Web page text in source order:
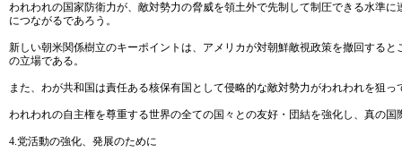
われわれの国家防衛力が、敵対勢力の脅威を領土外で先制して制圧できる水準
につながるであろう。
新しい朝米関係樹立のキーポイントは、アメリカが対朝鮮敵視政策を撤回する
の立場である。
また、わが共和国は責任ある核保有国として侵略的な敵対勢力がわれわれを狙
われわれの自主権を尊重する世界の全ての国々との友好・団結を強化し、真の
4.党活動の強化、発展のために